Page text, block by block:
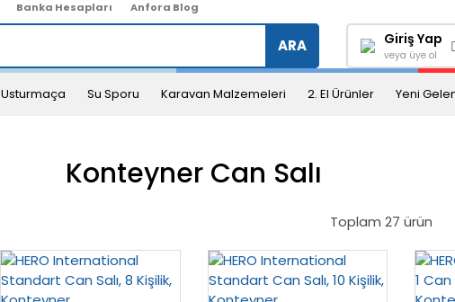
Banka Hesapları Anfora Blog
ARA Giriş Yap
veya üye ol
Usturmaça Su Sporu Karavan Malzemeleri 2. El Ürünler Yeni
Konteyner Can Salı
Toplam 27 ürün